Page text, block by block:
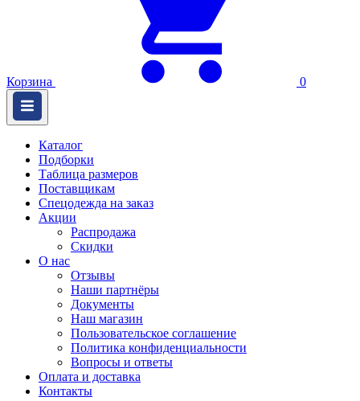
Корзина 0
Каталог
Подборки
Таблица размеров
Поставщикам
Спецодежда на заказ
Акции
Распродажа
Скидки
О нас
Отзывы
Наши партнёры
Документы
Наш магазин
Пользовательское соглашение
Политика конфиденциальности
Вопросы и ответы
Оплата и доставка
Контакты